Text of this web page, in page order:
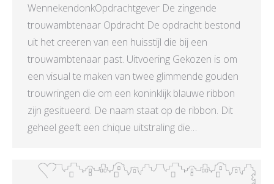
WennekendonkOpdrachtgever De zingende
trouwambtenaar Opdracht De opdracht bestond
uit het creeren van een huisstijl die bij een
trouwambtenaar past. Uitvoering Gekozen is om
een visual te maken van twee glimmende gouden
trouwringen die om een koninklijk blauwe ribbon
zijn gesitueerd. De naam staat op de ribbon. Dit
geheel geeft een chique uitstraling die…